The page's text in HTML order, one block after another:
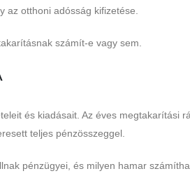
otthoni adósság kifizetése.
számít-e vagy sem.
és kiadásait. Az éves megtakarítási
teljes pénzösszeggel.
pénzügyei, és milyen hamar